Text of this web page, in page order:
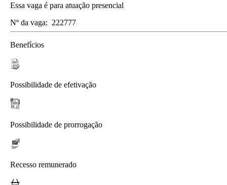
Essa vaga é para atuação presencial
Nº da vaga: 222777
Benefícios
Possibilidade de efetivação
Possibilidade de prorrogação
Recesso remunerado